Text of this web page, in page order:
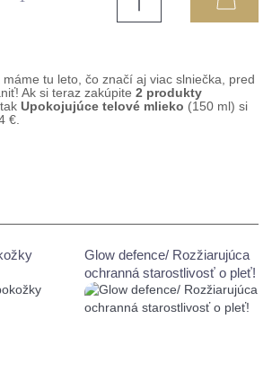
tu leto, čo značí aj viac slniečka, pred
Ak si teraz zakúpite 2 produkty
, tak Upokojujúce telové mlieko (150 ml) si
€.
Glow defence/ Rozžiarujúca
ochranná starostlivosť o pleť!